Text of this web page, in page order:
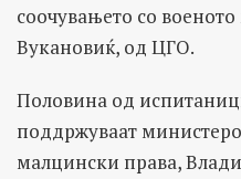
соочувањето со
Вукановиќ, од ЦГО.
Половина од
поддржуваат
малцински права,